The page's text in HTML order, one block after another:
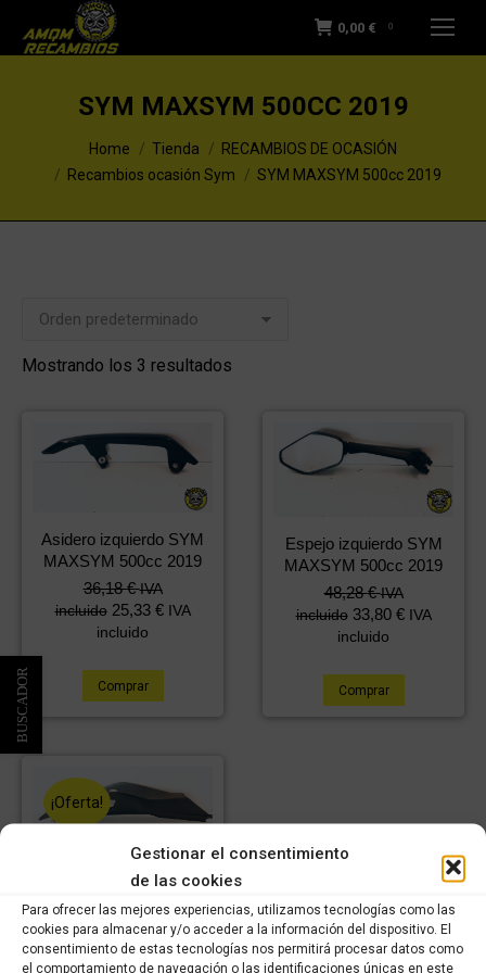
Gestionar el consentimiento
de las cookies
Para ofrecer las mejores experiencias, utilizamos tecnologías como las
cookies para almacenar y/o acceder a la información del dispositivo. El
consentimiento de estas tecnologías nos permitirá procesar datos como
el comportamiento de navegación o las identificaciones únicas en este
0,00 € 0
SYM MAXSYM 500CC 2019
You are here:Home Tienda
RECAMBIOS DE OCASIÓN
Recambios ocasión Sym
SYM MAXSYM 500cc 2019
Mostrando los 3 resultados
Asidero izquierdo SYM
MAXSYM 500cc 2019
36,18€ IVA
incluido 25,33 € IVA
incluido
Comprar
Espejo izquierdo SYM
MAXSYM 500cc 2019
48,28€ IVA
incluido 33,80 € IVA
incluido
Comprar
¡Oferta!
SYM MAXSYM 500cc
2019
El
29,99€ElIVA